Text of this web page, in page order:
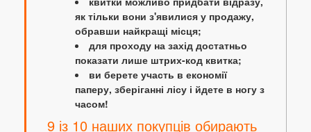
як тільки вони з'явилися у продажу,
обравши найкращі місця;
для проходу на захід достатньо
показати лише штрих-код квитка;
ви берете участь в економії
паперу, зберіганні лісу і йдете в ногу з
часом!
9 із 10 наших покупців обирають